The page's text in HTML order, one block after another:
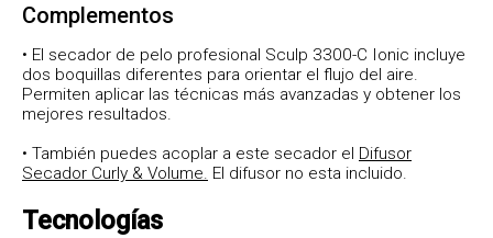
Complementos
• El secador de pelo profesional Sculp 3300-C Ionic incluye
dos boquillas diferentes para orientar el flujo del aire.
Permiten aplicar las técnicas más avanzadas y obtener los
mejores resultados.
• También puedes acoplar a este secador el Difusor
Secador Curly & Volume. El difusor no esta incluido.
Tecnologías